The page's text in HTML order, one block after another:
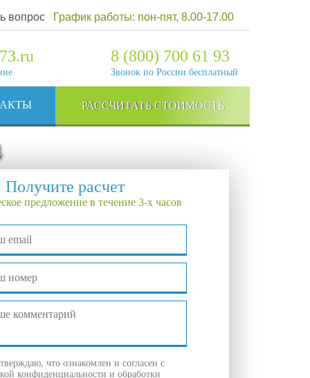
вопрос График работы: пон-пят, 8.00-17.00
8 (800) 700 61 93
Звонок по России бесплатный
РАССЧИТАТЬ СТОИМОСТЬ
Получите расчет
предложение в течение 3-х часов
что ознакомлен и согласен с
конфиденциальности и обработки